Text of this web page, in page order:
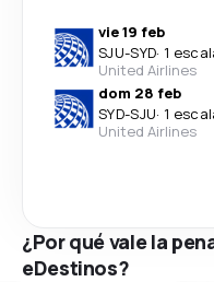
vie 19 feb
SJU-SYD· 1
United Airlines
dom 28 feb
SYD-SJU· 1
United Airlines
¿Por qué vale la
eDestinos?